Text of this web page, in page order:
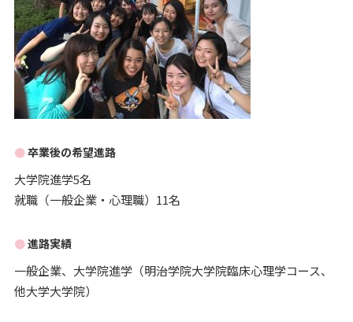
卒業後の希望進路
大学院進学5名
就職（一般企業・心理職）11名
進路実績
一般企業、大学院進学（明治学院大学院臨床心理学コース、
他大学大学院）